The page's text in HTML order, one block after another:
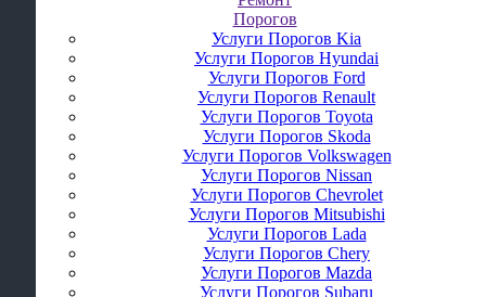
Порогов
Услуги Порогов Kia
Услуги Порогов Hyundai
Услуги Порогов Ford
Услуги Порогов Renault
Услуги Порогов Toyota
Услуги Порогов Skoda
Услуги Порогов Volkswagen
Услуги Порогов Nissan
Услуги Порогов Chevrolet
Услуги Порогов Mitsubishi
Услуги Порогов Lada
Услуги Порогов Chery
Услуги Порогов Mazda
Услуги Порогов Subaru